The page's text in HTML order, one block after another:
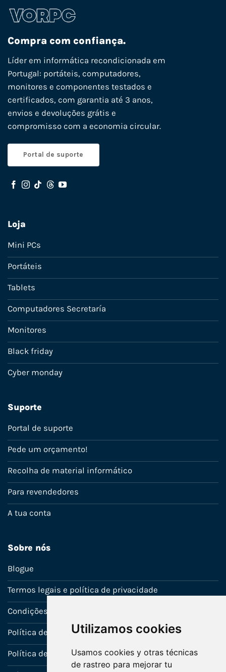
Utilizamos cookies
Usamos cookies y otras técnicas
de rastreo para mejorar tu
Compra com confiança.
Líder em informática recondicionada em
Portugal: portáteis, computadores,
monitores e componentes testados e
certificados, com garantia até 3 anos,
envios e devoluções grátis e
compromisso com a economia circular.
Portal de suporte
Loja
Mini PCs
Portáteis
Tablets
Computadores Secretaría
Monitores
Black friday
Cyber monday
Suporte
Portal de suporte
Pede um orçamento!
Recolha de material informático
Para revendedores
A tua conta
Sobre nós
Blogue
Termos legais e política de privacidade
Condições de venda
Política de Garantia
Política de utilização de cookies